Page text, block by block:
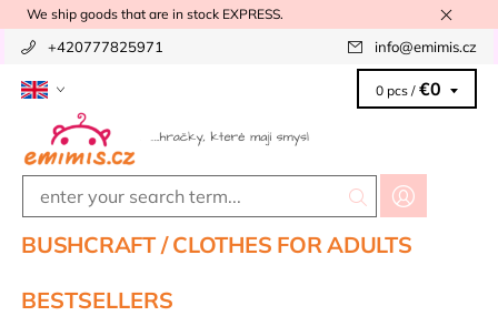
We ship goods that are in stock EXPRESS.
+420777825971 info@emimis.cz
0 pcs / €0
BUSHCRAFT / CLOTHES FOR ADULTS
BESTSELLERS